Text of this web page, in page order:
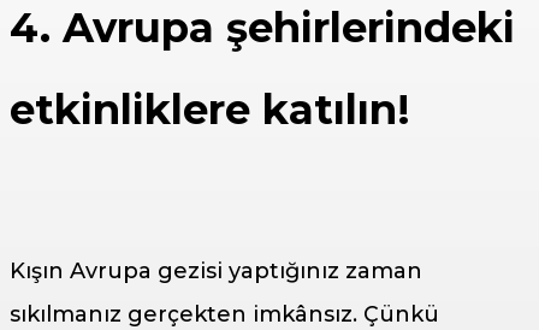
4. Avrupa şehirlerindeki
etkinliklere katılın!
Kışın Avrupa gezisi yaptığınız zaman
sıkılmanız gerçekten imkânsız. Çünkü